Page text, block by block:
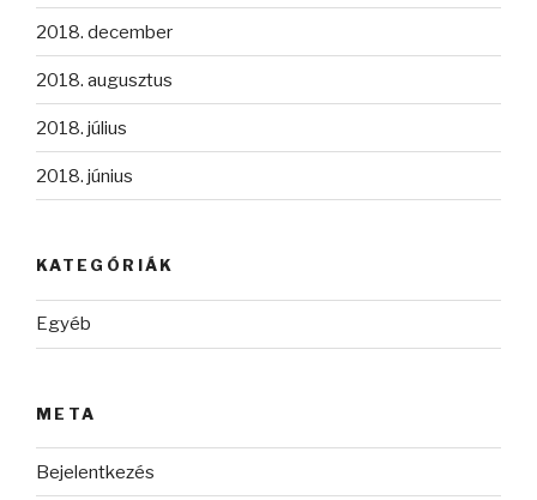
2018. december
2018. augusztus
2018. július
2018. június
KATEGÓRIÁK
Egyéb
META
Bejelentkezés